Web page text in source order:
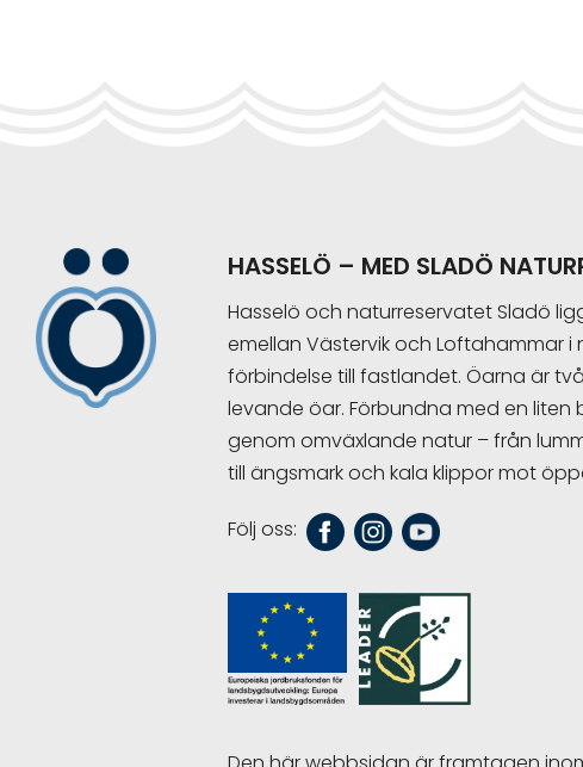
Footer HASSELÖ – MED SLADÖ
Hasselö och naturreservatet Sladö
emellan Västervik och Loftahammar
förbindelse till fastlandet. Öarna är
levande öar. Förbundna med en liten
genom omväxlande natur – från
till ängsmark och kala klippor mot
Följ oss: